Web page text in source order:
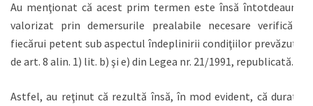
Au menţionat că acest prim termen este însă întotdeauna
valorizat prin demersurile prealabile necesare verificării
fiecărui petent sub aspectul îndeplinirii condiţiilor prevăzute
de art. 8 alin. 1) lit. b) şi e) din Legea nr. 21/1991, republicată.
Astfel, au reţinut că rezultă însă, în mod evident, că durata